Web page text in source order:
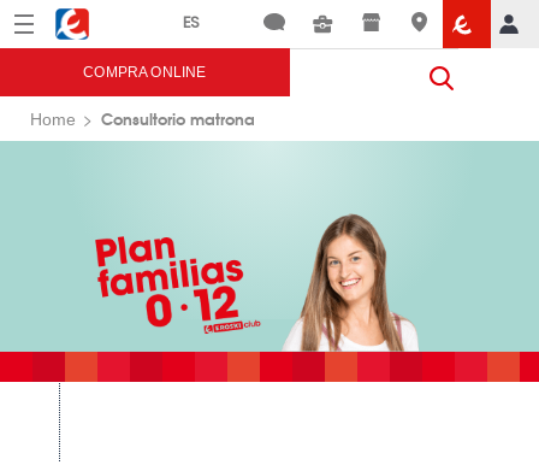
Menú Eroski
COMPRA ONLINE
Home Consultorio matrona